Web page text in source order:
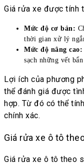
Giá rửa xe được tính
Mức độ cơ bản:
thời gian xử lý
Mức độ nâng cao:
sạch những vết
Lợi ích của phương
thể đánh giá được
hợp. Từ đó có thể
chính xác.
Giá rửa xe ô tô
Giá rửa xe ô tô theo